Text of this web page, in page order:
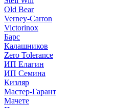
Old Bear
Verney-Carron
Victorinox
Барс
Калашников
Zero Tolerance
ИП Елагин
ИП Семина
Кизляр
Мастер-Гарант
Мачете